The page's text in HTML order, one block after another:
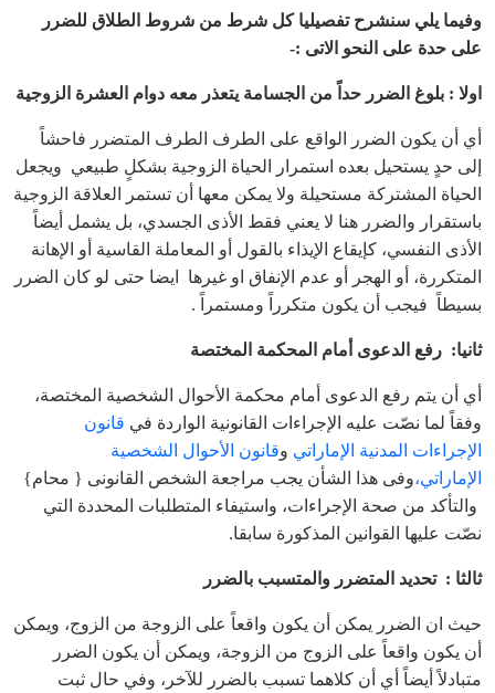
وفيما يلي سنشرح تفصيليا كل شرط من شروط الطلاق للضرر
على حدة على النحو الاتى :-
اولا : بلوغ الضرر حداً من الجسامة يتعذر معه دوام العشرة الزوجية
أي أن يكون الضرر الواقع على الطرف الطرف المتضرر فاحشاً
إلى حدٍ يستحيل بعده استمرار الحياة الزوجية بشكلٍ طبيعي ويجعل
الحياة المشتركة مستحيلة ولا يمكن معها أن تستمر العلاقة الزوجية
باستقرار والضرر هنا لا يعني فقط الأذى الجسدي، بل يشمل أيضاً
الأذى النفسي، كإيقاع الإيذاء بالقول أو المعاملة القاسية أو الإهانة
المتكررة، أو الهجر أو عدم الإنفاق او غيرها ايضا حتى لو كان الضرر
بسيطاً فيجب أن يكون متكرراً ومستمراً .
ثانيا: رفع الدعوى أمام المحكمة المختصة
أي أن يتم رفع الدعوى أمام محكمة الأحوال الشخصية المختصة،
وفقاً لما نصّت عليه الإجراءات القانونية الواردة في قانون
الإجراءات المدنية الإماراتي وقانون الأحوال الشخصية
الإماراتي،وفى هذا الشأن يجب مراجعة الشخص القانونى { محام}
والتأكد من صحة الإجراءات، واستيفاء المتطلبات المحددة التي
نصّت عليها القوانين المذكورة سابقا.
ثالثا : تحديد المتضرر والمتسبب بالضرر
حيث ان الضرر يمكن أن يكون واقعاً على الزوجة من الزوج، ويمكن
أن يكون واقعاً على الزوج من الزوجة، ويمكن أن يكون الضرر
متبادلاً أيضاً أي أن كلاهما تسبب بالضرر للآخر، وفي حال ثبت